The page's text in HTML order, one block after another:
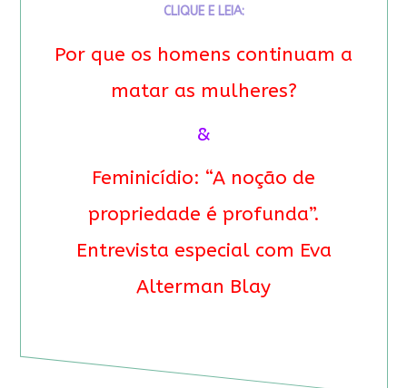
CLIQUE E LEIA:
Por que os homens continuam a
matar as mulheres?
&
Feminicídio: “A noção de
propriedade é profunda”.
Entrevista especial com Eva
Alterman Blay